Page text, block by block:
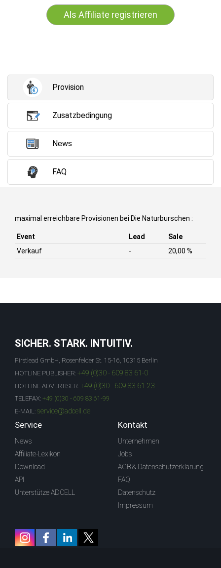
Als Affiliate registrieren
Provision
Zusatzbedingung
News
FAQ
maximal erreichbare Provisionen bei Die Naturburschen :
Event Lead
Sale
Verkauf
- 20,00 %
SICHER. STARK. INTUITIV.
Firstlead GmbH, Rosenfelder St. 15-16, 10315 Berlin
HOTLINE PUBLISHER: +49 (0)30 - 609 83 61-0
HOTLINE ADVERTISER: +49 (0)30 - 609 83 61-23
TELEFAX: +49 (0)30 - 609 83 61-99
E-MAIL: service@adcell.de
Service
News
Affiliate-Lexikon
Download
API
Unterstütze ADCELL
Kontakt
Unternehmen
Jobs
AGB & Datenschutzerklärung
FAQ
Datenschutz
Impressum